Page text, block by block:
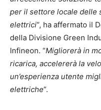
per il settore locale delle
elettrici“, ha affermato il
della Divisione Green
Infineon. “Migliorerà in
ricarica, accelererà la
un’esperienza utente
elettriche”.